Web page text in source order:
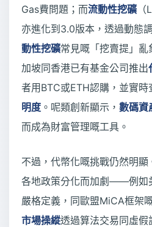
Gas費問題；而流動性挖礦
亦進化到3.0版本，透過動態
動性挖礦常見嘅「挖賣提」
加坡同香港已有基金公司推出
者用BTC或ETH認購，並實時
明度 。呢類創新顯示， 數碼資
而成為財富管理嘅工具。
不過，代幣化嘅挑戰仍然明顯
各地政策分化而加劇——例如
嚴格定義，同歐盟MiCA框架
市場操縱透過算法交易同虛